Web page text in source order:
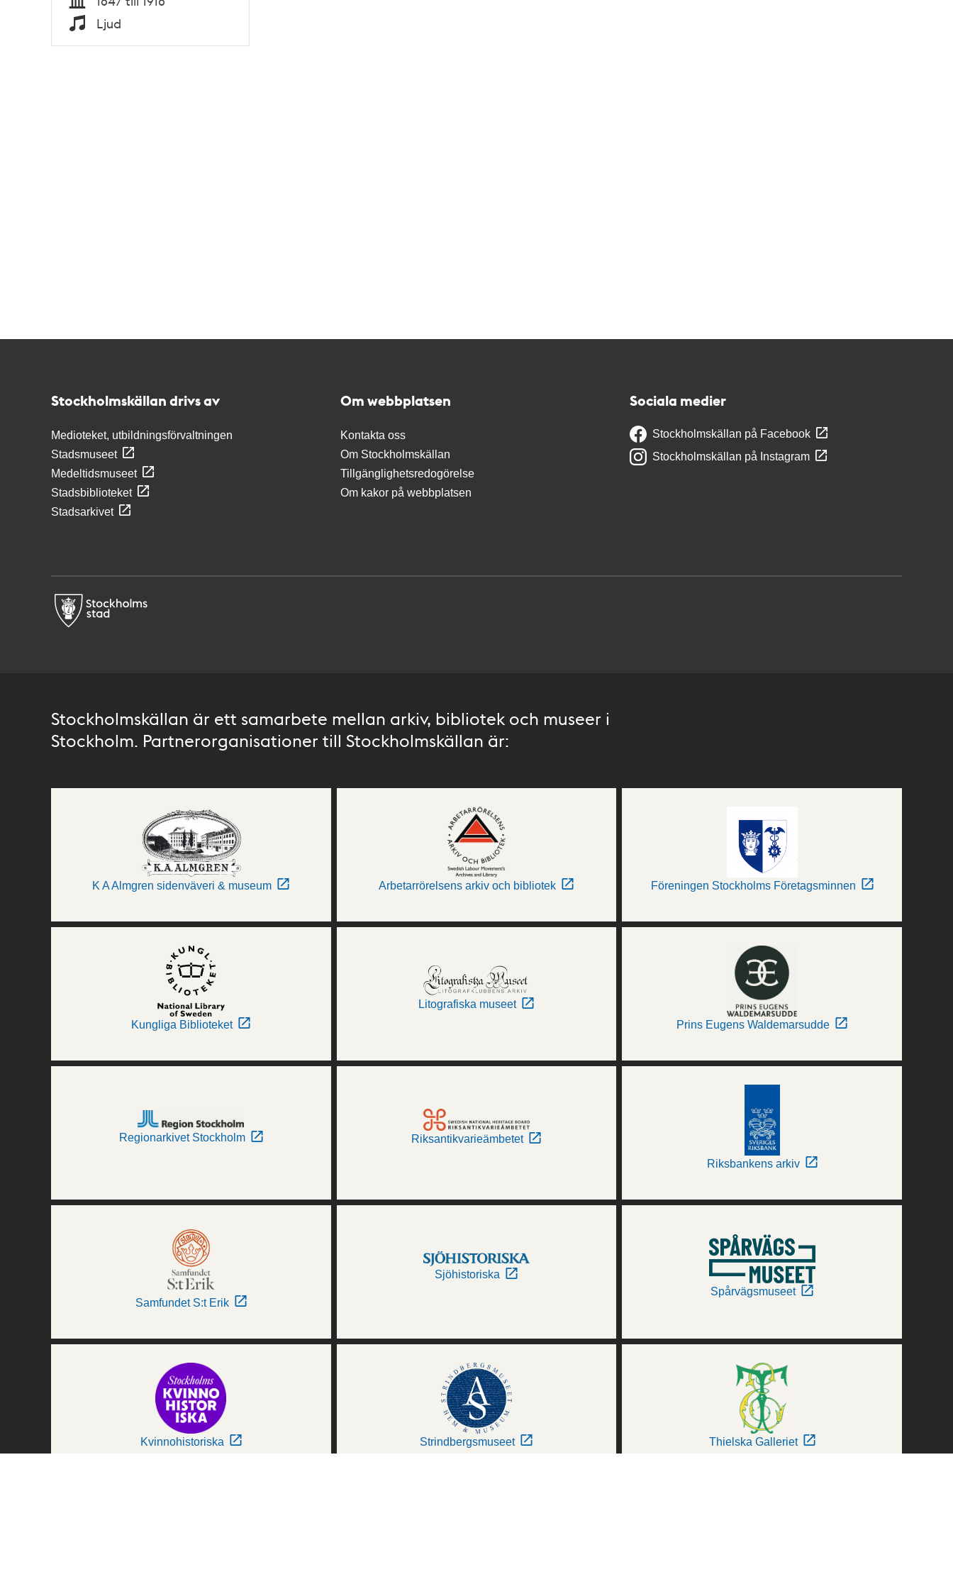
Tid
Typ
Ljud
Stockholmskällan drivs av
Medioteket, utbildningsförvaltningen
Stadsmuseet
Medeltidsmuseet
Stadsbiblioteket
Stadsarkivet
Om webbplatsen
Kontakta oss
Om Stockholmskällan
Tillgänglighetsredogörelse
Om kakor på webbplatsen
Sociala medier
Stockholmskällan på Facebook
Stockholmskällan på Instagram
Stockholmskällan är ett samarbete mellan arkiv, bibliotek och museer i
Stockholm. Partnerorganisationer till Stockholmskällan är:
K A Almgren sidenväveri & museum Arbetarrörelsens arkiv och bibliotek Föreningen Stockholms Företagsminnen
Kungliga Biblioteket
Litografiska museet
Prins Eugens Waldemarsudde
Regionarkivet Stockholm Riksantikvarieämbetet
Riksbankens arkiv
Samfundet S:t Erik
Sjöhistoriska
Spårvägsmuseet
Kvinnohistoriska Strindbergsmuseet Thielska Galleriet